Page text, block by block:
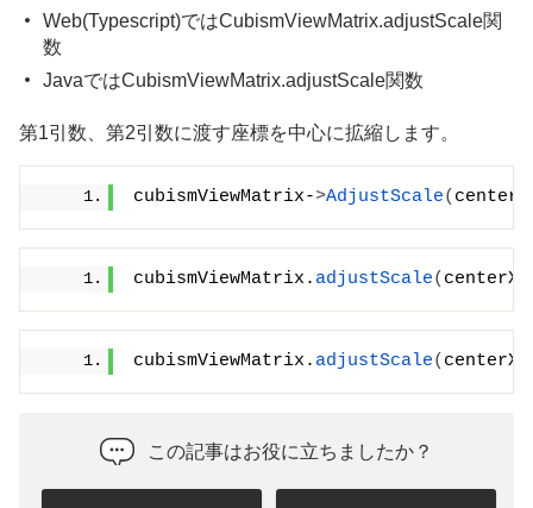
Web(Typescript)ではCubismViewMatrix.adjustScale関
数
JavaではCubismViewMatrix.adjustScale関数
第1引数、第2引数に渡す座標を中心に拡縮します。
cubismViewMatrix->AdjustScale(
cubismViewMatrix. adjustScale(
cubismViewMatrix. adjustScale(
この記事はお役に立ちましたか？